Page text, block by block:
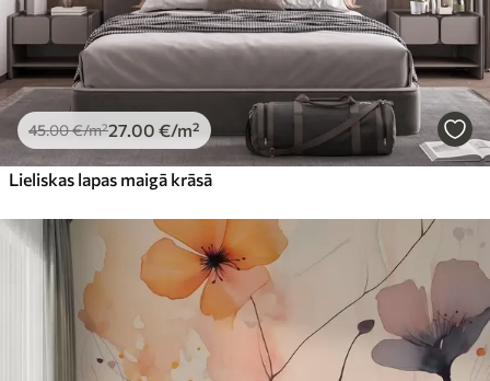
45.00€/m²27 .00 €/m²
Lieliskas lapas maigā krāsā